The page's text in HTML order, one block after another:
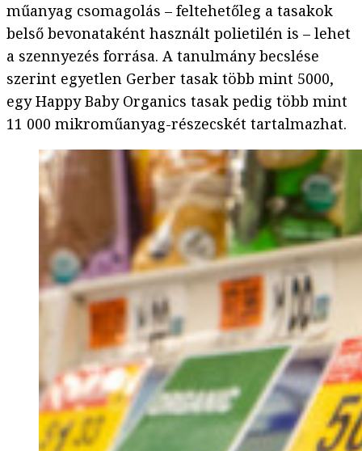
műanyag csomagolás – feltehetőleg a tasakok
belső bevonataként használt polietilén is – lehet
a szennyezés forrása. A tanulmány becslése
szerint egyetlen Gerber tasak több mint 5000,
egy Happy Baby Organics tasak pedig több mint
11 000 mikroműanyag-részecskét tartalmazhat.